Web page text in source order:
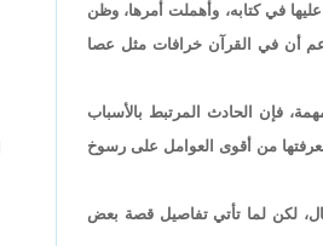
في كتابه، وأهملت أمرها، وظن
زعم أن في القرآن خرافات مثل عصا
فإن الحادث المرتبط بالأسباب
من أقوى العوامل على رسوخ
لكن لما تأتي تفاصيل قصة بعض